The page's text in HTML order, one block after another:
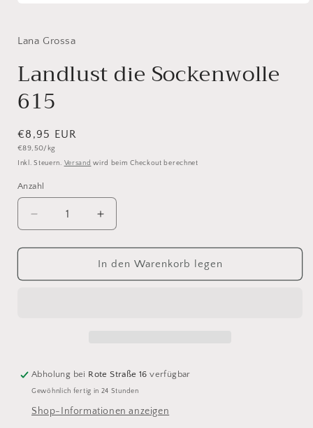
Modal
Lana Grossa
Landlust die Sockenwolle
615
Normaler
Preis
€8,95 EUR
Grundpreis
€89,50/kg
Inkl. Steuern. Versand wird beim Checkout berechnet
Anzahl
Anzahl
Verringere
die
Menge
Landlust
Erhöhe
die
Menge
für
Landlust
In den Warenkorb legen
Abholung bei Rote Straße 16 verfügbar
Gewöhnlich fertig in 24 Stunden
Shop-Informationen anzeigen